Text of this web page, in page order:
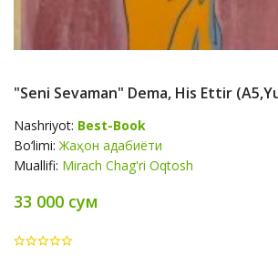
"Seni Sevaman" Dema, His Ettir
Nashriyot: Best-Book
Bo‘limi:Жаҳон адабиёти
Muallifi: Mirach Chag'ri Oqtosh
33 000 сум